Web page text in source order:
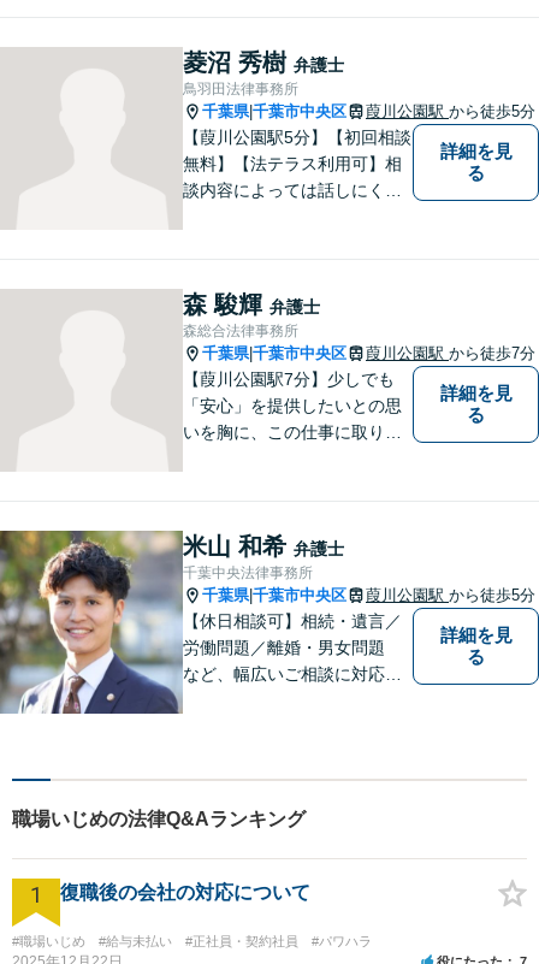
題でも一人で抱え込まずにま
ずはご相談ください。問題の
解決に向けて誠心誠意対応い
たします。【近隣駐車場あ
り】
菱沼 秀樹 弁護士
鳥羽田法律事務所
千葉県|千葉市中央区 葭川公園駅 から徒歩5分
【葭川公園駅5分】【初回相談
無料】【法テラス利用可】相
談内容によっては話しにくい
します。誠実な対応と迅速な
事件解決を心がけておりま
す。お困りの方はご相談くだ
さい。
詳細を見
る
森 駿輝 弁護士
森総合法律事務所
千葉県|千葉市中央区 葭川公園駅 から徒歩7分
【葭川公園駅7分】少しでも
「安心」を提供したいとの思
いを胸に、この仕事に取り組
ど対応分野多数。お気軽にご
相談ください。
詳細を見
る
米山 和希 弁護士
千葉中央法律事務所
千葉県|千葉市中央区 葭川公園駅 から徒歩5分
【休日相談可】相続・遺言／
労働問題／離婚・男女問題
など、幅広いご相談に対応。
な内容の紛争も、事務所一丸
となり解決までサポート【葭
川公園駅5分】
詳細を見
る
職場いじめの法律Q&Aランキング
1 復職後の会社の対応について
#職場いじめ #給与未払い #正社員・契約社員 #パワハラ
役にたった 7